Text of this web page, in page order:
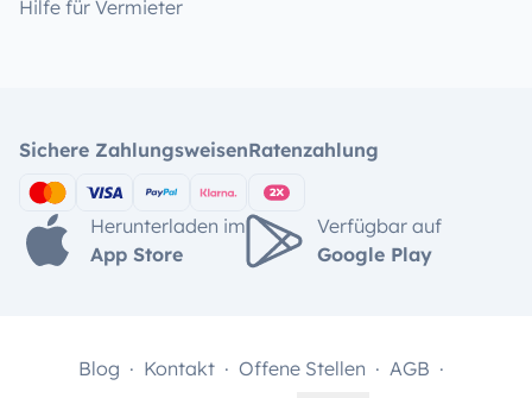
Hilfe für Vermieter
Sichere ZahlungsweisenRatenzahlung
Herunterladen im
App Store
Verfügbar auf
Google Play
Blog Kontakt Offene Stellen AGB